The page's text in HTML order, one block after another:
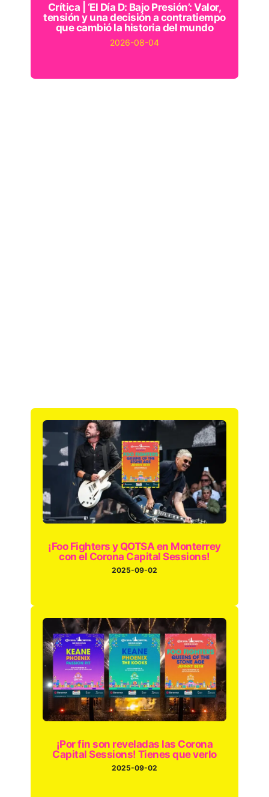
Crítica | ‘El Día D: Bajo Presión’: Valor,
tensión y una decisión a contratiempo
que cambió la historia del mundo
2026-08-04
¡Foo Fighters y QOTSA en Monterrey
con el Corona Capital Sessions!
2025-09-02
¡Por fin son reveladas las Corona
Capital Sessions! Tienes que verlo
2025-09-02